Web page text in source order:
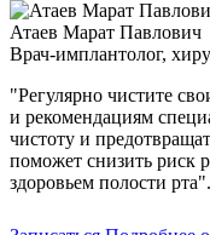
Атаев Марат Павлович
Врач-имплантолог,
"Регулярно чистите
и рекомендациям
чистоту и
поможет снизить риск
здоровьем полости рта".